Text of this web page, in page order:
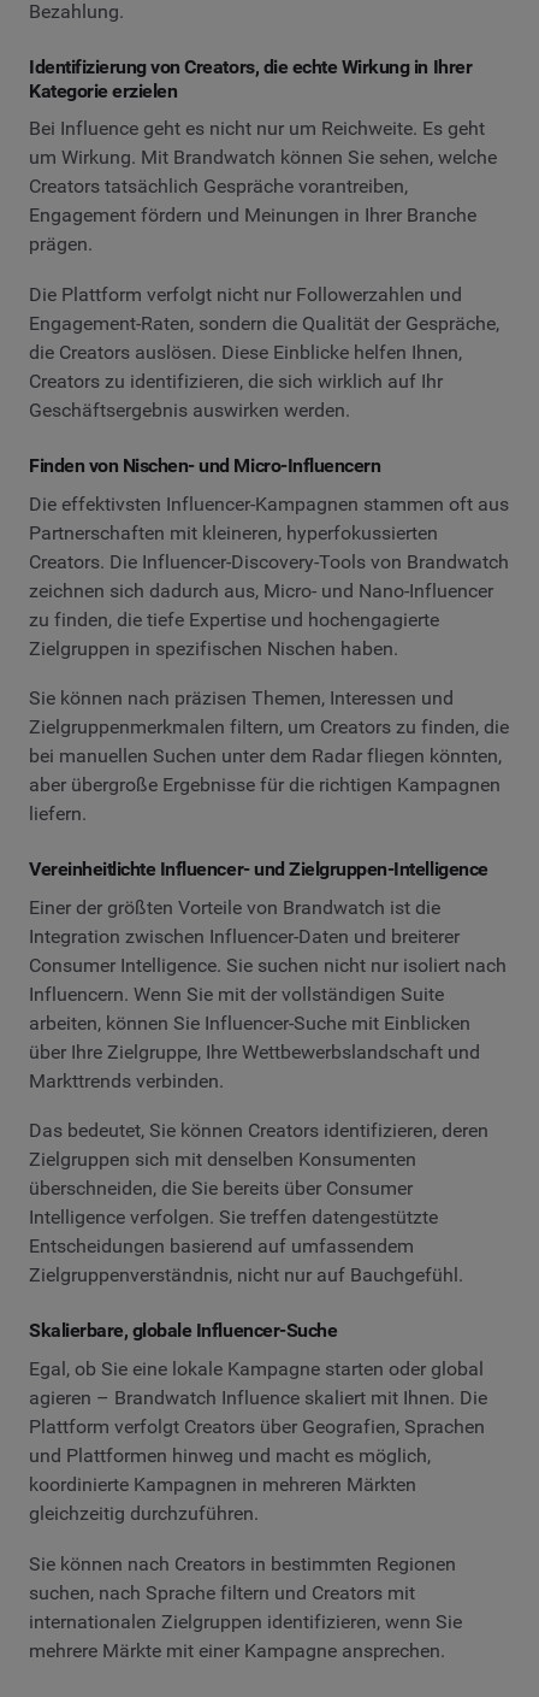
Bezahlung.
Identifizierung von Creators, die echte Wirkung in Ihrer
Kategorie erzielen
Bei Influence geht es nicht nur um Reichweite. Es geht
um Wirkung. Mit Brandwatch können Sie sehen, welche
Creators tatsächlich Gespräche vorantreiben,
Engagement fördern und Meinungen in Ihrer Branche
prägen.
Die Plattform verfolgt nicht nur Followerzahlen und
Engagement-Raten, sondern die Qualität der Gespräche,
die Creators auslösen. Diese Einblicke helfen Ihnen,
Creators zu identifizieren, die sich wirklich auf Ihr
Geschäftsergebnis auswirken werden.
Finden von Nischen- und Micro-Influencern
Die effektivsten Influencer-Kampagnen stammen oft aus
Partnerschaften mit kleineren, hyperfokussierten
Creators. Die Influencer-Discovery-Tools von Brandwatch
zeichnen sich dadurch aus, Micro- und Nano-Influencer
zu finden, die tiefe Expertise und hochengagierte
Zielgruppen in spezifischen Nischen haben.
Sie können nach präzisen Themen, Interessen und
Zielgruppenmerkmalen filtern, um Creators zu finden, die
bei manuellen Suchen unter dem Radar fliegen könnten,
aber übergroße Ergebnisse für die richtigen Kampagnen
liefern.
Vereinheitlichte Influencer- und Zielgruppen-Intelligence
Einer der größten Vorteile von Brandwatch ist die
Integration zwischen Influencer-Daten und breiterer
Consumer Intelligence. Sie suchen nicht nur isoliert nach
Influencern. Wenn Sie mit der vollständigen Suite
arbeiten, können Sie Influencer-Suche mit Einblicken
über Ihre Zielgruppe, Ihre Wettbewerbslandschaft und
Markttrends verbinden.
Das bedeutet, Sie können Creators identifizieren, deren
Zielgruppen sich mit denselben Konsumenten
überschneiden, die Sie bereits über Consumer
Intelligence verfolgen. Sie treffen datengestützte
Entscheidungen basierend auf umfassendem
Zielgruppenverständnis, nicht nur auf Bauchgefühl.
Skalierbare, globale Influencer-Suche
Egal, ob Sie eine lokale Kampagne starten oder global
agieren – Brandwatch Influence skaliert mit Ihnen. Die
Plattform verfolgt Creators über Geografien, Sprachen
und Plattformen hinweg und macht es möglich,
koordinierte Kampagnen in mehreren Märkten
gleichzeitig durchzuführen.
Sie können nach Creators in bestimmten Regionen
suchen, nach Sprache filtern und Creators mit
internationalen Zielgruppen identifizieren, wenn Sie
mehrere Märkte mit einer Kampagne ansprechen.